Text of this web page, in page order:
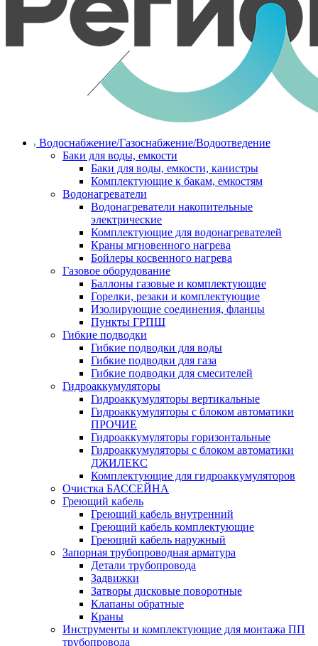
Водоснабжение/Газоснабжение/Водоотведение
Баки для воды, емкости
Баки для воды, емкости, канистры
Комплектующие к бакам, емкостям
Водонагреватели
Водонагреватели накопительные
электрические
Комплектующие для водонагревателей
Краны мгновенного нагрева
Бойлеры косвенного нагрева
Газовое оборудование
Баллоны газовые и комплектующие
Горелки, резаки и комплектующие
Изолирующие соединения, фланцы
Пункты ГРПШ
Гибкие подводки
Гибкие подводки для воды
Гибкие подводки для газа
Гибкие подводки для смесителей
Гидроаккумуляторы
Гидроаккумуляторы вертикальные
Гидроаккумуляторы с блоком автоматики
ПРОЧИЕ
Гидроаккумуляторы горизонтальные
Гидроаккумуляторы с блоком автоматики
ДЖИЛЕКС
Комплектующие для гидроаккумуляторов
Очистка БАССЕЙНА
Греющий кабель
Греющий кабель внутренний
Греющий кабель комплектующие
Греющий кабель наружный
Запорная трубопроводная арматура
Детали трубопровода
Задвижки
Затворы дисковые поворотные
Клапаны обратные
Краны
Инструменты и комплектующие для монтажа ПП
трубопровода